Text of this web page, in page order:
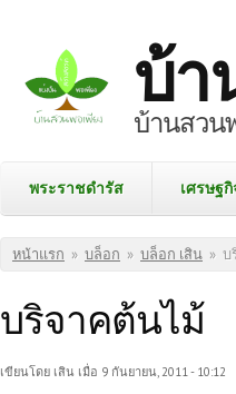
บ้า
บ้านสวน
พระราชดำรัส เศรษฐ
คุณอยู่ที่นี่
หน้าแรก » บล็อก » บล็อก เสิน » บ
บริจาคต้นไม้
เขียนโดย เสิน เมื่อ 9 กันยายน, 2011 - 10:12